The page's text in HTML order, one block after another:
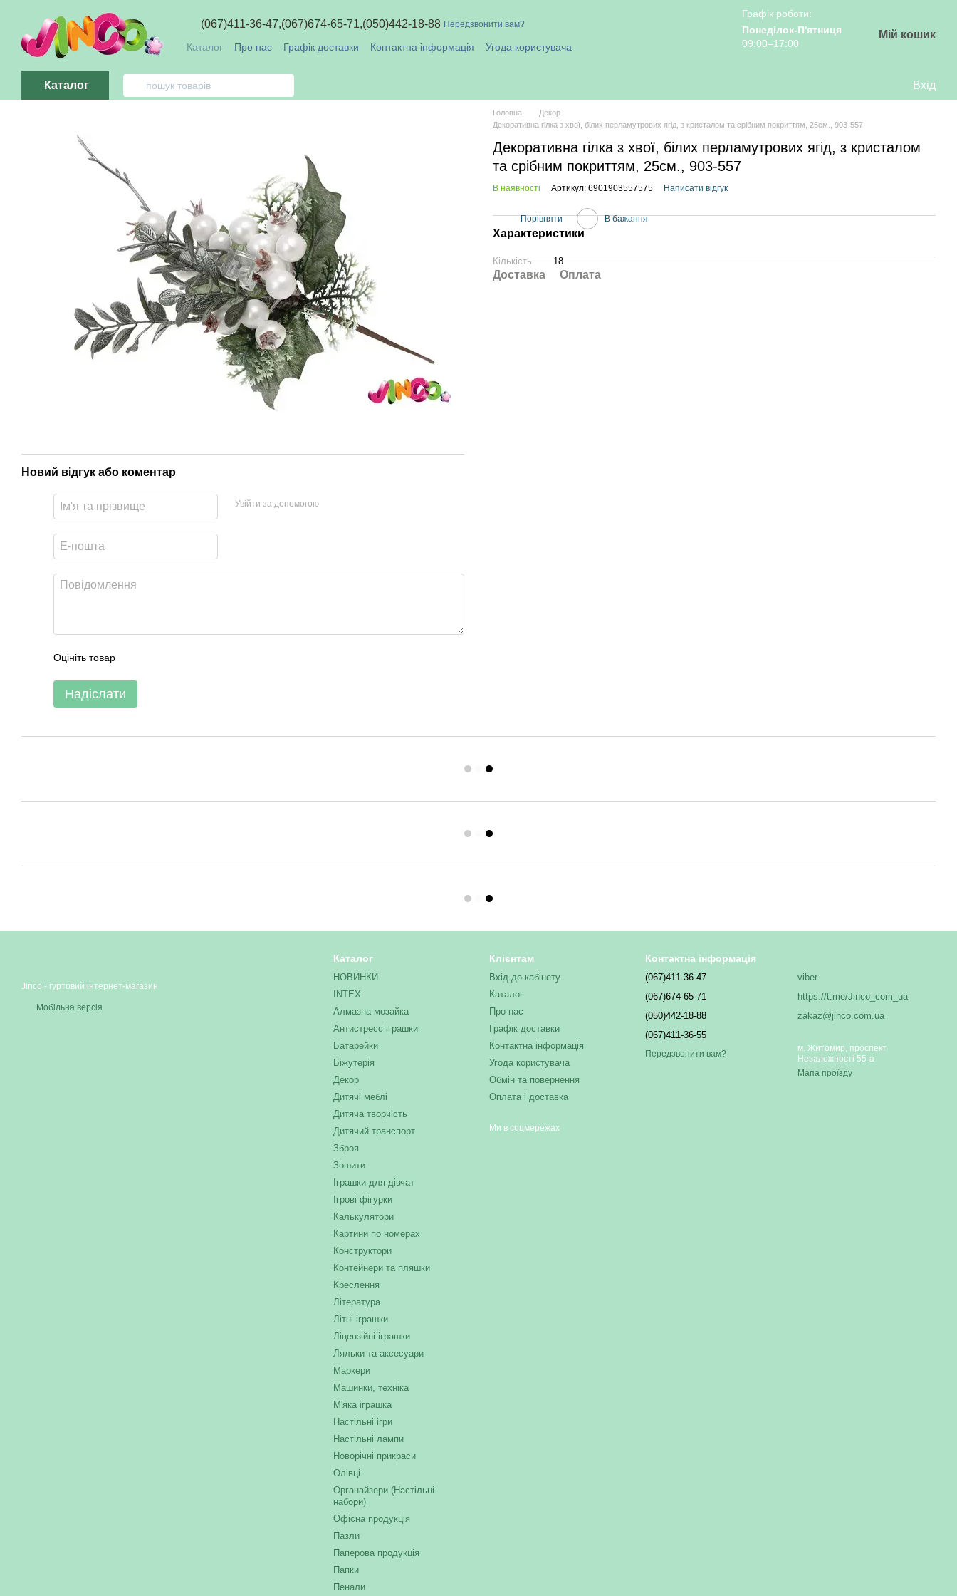
Перейти до основного контенту
(067)411-36-47,(067)674-65-71,(050)442-18-88 Передзвонити вам?
Каталог Про нас Графік доставки Контактна інформація
Угода користувача
Графік роботи:
Понеділок-П'ятниця
09:00–17:00
Мій кошик
Каталог Вхід
Новий відгук або коментар
Увійти за допомогою
Оцініть товар
Надіслати
Головна
Декор
Декоративна гілка з хвої, білих перламутрових ягід, з кристалом та срібним покриттям, 25см., 903-557
Декоративна гілка з хвої, білих перламутрових ягід, з кристалом
та срібним покриттям, 25см., 903-557
В наявності Артикул: 6901903557575 Написати відгук
Порівняти В бажання
Характеристики
Кількість 18
Доставка Оплата
Jinco - гуртовий інтернет-магазин
Мобільна версія
Каталог
НОВИНКИ
INTEX
Алмазна мозайка
Антистресс іграшки
Батарейки
Біжутерія
Декор
Дитячі меблі
Дитяча творчість
Дитячий транспорт
Зброя
Зошити
Іграшки для дівчат
Ігрові фігурки
Калькулятори
Картини по номерах
Конструктори
Контейнери та пляшки
Креслення
Література
Літні іграшки
Ліцензійні іграшки
Ляльки та аксесуари
Маркери
Машинки, техніка
М'яка іграшка
Настільні ігри
Настільні лампи
Новорічні прикраси
Олівці
Органайзери (Настільні
набори)
Офісна продукція
Пазли
Паперова продукція
Папки
Пенали
Клієнтам
Вхід до кабінету
Каталог
Про нас
Графік доставки
Контактна інформація
Угода користувача
Обмін та повернення
Оплата і доставка
Ми в соцмережах
Контактна інформація
(067)411-36-47
(067)674-65-71
(050)442-18-88
(067)411-36-55
Передзвонити вам?
viber
https://t.me/Jinco_com_ua
zakaz@jinco.com.ua
м. Житомир, проспект
Незалежності 55-а
Мапа проїзду